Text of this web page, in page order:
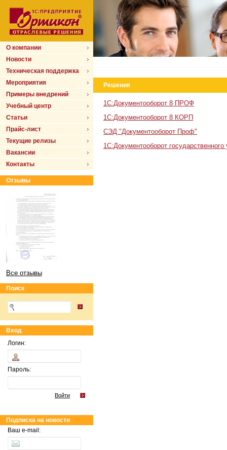
О компании
Новости
Техническая поддержка
Мероприятия
Примеры внедрений
Учебный центр
Статьи
Прайс-лист
Текущие релизы
Вакансии
Контакты
Отзывы
Все отзывы
Поиск
Вход
Логин:
Пароль:
Войти
Подписка на новости
Ваш e-mail:
Решения
1С:Документооборот 8 ПРОФ
1С:Документооборот 8 КОРП
СЭД "Документооборот Проф"
1С:Документооборот